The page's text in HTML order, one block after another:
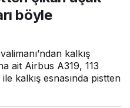
kaydedildi
böyle
kalkış
ait Airbus A319, 113
kalkış esnasında pistten